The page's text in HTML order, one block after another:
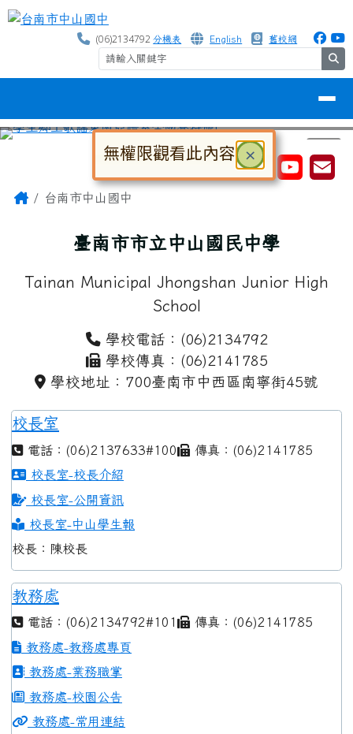
跳至主內容區
台南市中山國中
(06)2134792分機表 English 舊校網
⏸
大 中 小
主內容區域
Home台南市中山國中
臺南市市立中山國民中學
Tainan Municipal Jhongshan Junior High
School
學校電話：(06)2134792
學校傳真：(06)2141785
學校地址：700臺南市中西區南寧街45號
校長室
電話：(06)2137633#100
傳真：(06)2141785
校長室-校長介紹
校長室-公開資訊
校長室-中山學生報
校長：陳校長
教務處
電話：(06)2134792#101
傳真：(06)2141785
教務處-教務處專頁
教務處-業務職掌
教務處-校園公告
教務處-常用連結
頁尾區域
× 關閉
無權限觀看此內容
對話框已開啟。請使用 Tab 鍵在